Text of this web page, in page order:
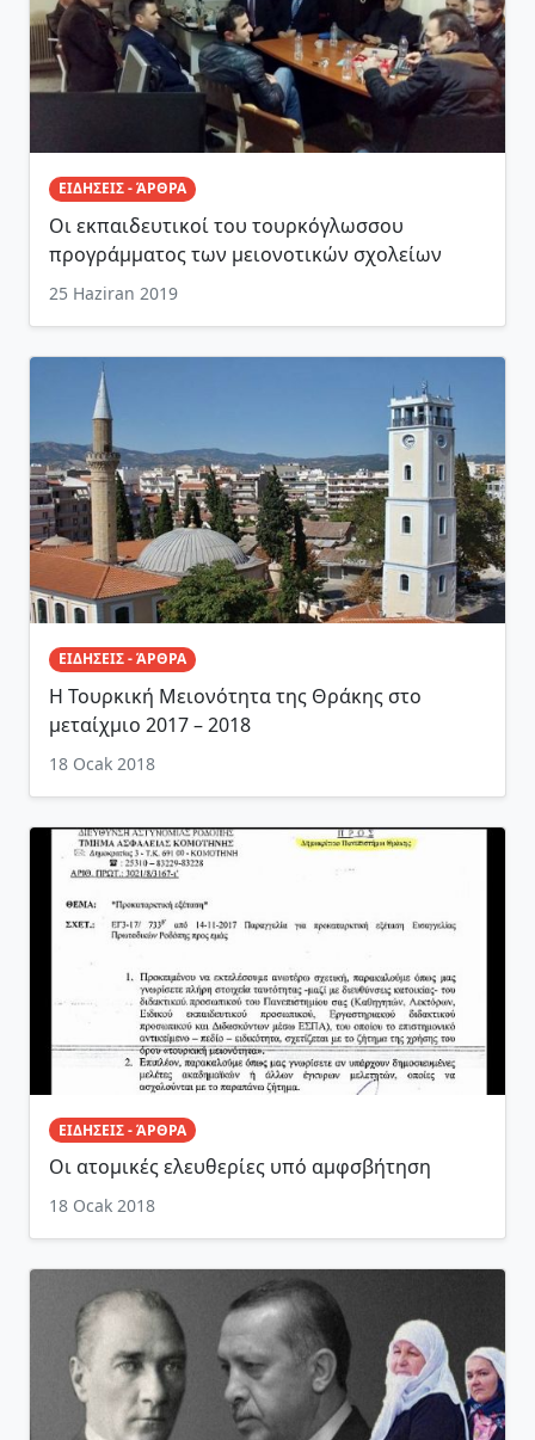
ΕΙΔΗΣΕΙΣ - ΆΡΘΡΑ
Oι εκπαιδευτικοί του τουρκόγλωσσου
προγράμματος των μειονοτικών σχολείων
25 Haziran 2019
ΕΙΔΗΣΕΙΣ - ΆΡΘΡΑ
Η Τουρκική Μειονότητα της Θράκης στο
μεταίχμιο 2017 – 2018
18 Ocak 2018
ΕΙΔΗΣΕΙΣ - ΆΡΘΡΑ
Οι ατομικές ελευθερίες υπό αμφσβήτηση
18 Ocak 2018